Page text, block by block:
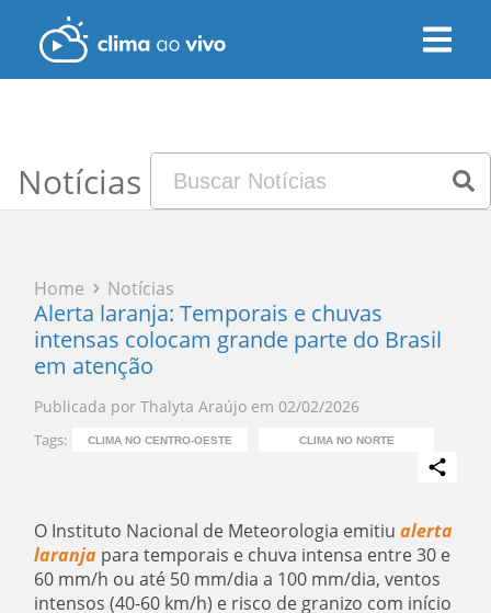
Notícias
Home Notícias
Alerta laranja: Temporais e chuvas
intensas colocam grande parte do Brasil
em atenção
Publicada por Thalyta Araújo em 02/02/2026
Tags: CLIMA NO CENTRO-OESTE CLIMA NO NORTE
O Instituto Nacional de Meteorologia emitiu alerta
laranja para temporais e chuva intensa entre 30 e
60 mm/h ou até 50 mm/dia a 100 mm/dia, ventos
intensos (40-60 km/h) e risco de granizo com início